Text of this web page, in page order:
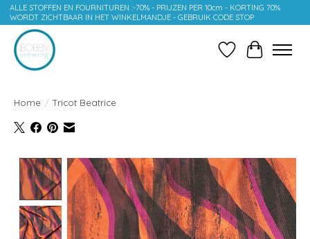
ALLE STOFFEN EN FOURNITUREN :-70% - PRIJZEN PER 10cm - KORTING 70%
WORDT ZICHTBAAR IN HET WINKELMANDJE - GEBRUIK CODE STOP
Verlanglijst
Home / Tricot Beatrice
Product image slideshow Items